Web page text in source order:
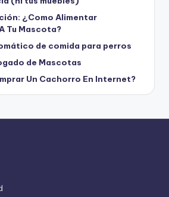
¿Como Alimentar
Tu Mascota?
de comida para perros
de Mascotas
Un Cachorro En Internet?